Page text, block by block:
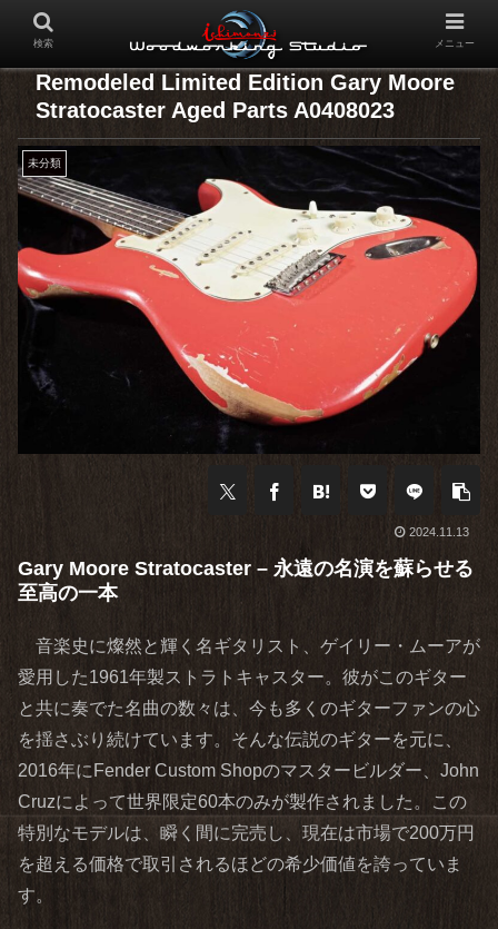
Remodeled Limited Edition Gary Moore
Stratocaster Aged Parts A0408023
未分類
2024.11.13
Gary Moore Stratocaster – 永遠の名演を蘇らせる
至高の一本
音楽史に燦然と輝く名ギタリスト、ゲイリー・ムーアが
愛用した1961年製ストラトキャスター。彼がこのギター
と共に奏でた名曲の数々は、今も多くのギターファンの心
を揺さぶり続けています。そんな伝説のギターを元に、
2016年にFender Custom Shopのマスタービルダー、John
Cruzによって世界限定60本のみが製作されました。この
特別なモデルは、瞬く間に完売し、現在は市場で200万円
を超える価格で取引されるほどの希少価値を誇っていま
す。
検索 メニュー